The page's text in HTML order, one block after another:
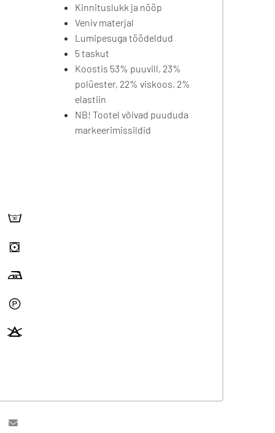
Kinnituslukk ja nööp
Veniv materjal
Lumipesuga töödeldud
5 taskut
Koostis 53% puuvill, 23%
polüester, 22% viskoos, 2%
elastiin
NB! Tootel võivad puududa
markeerimissildid